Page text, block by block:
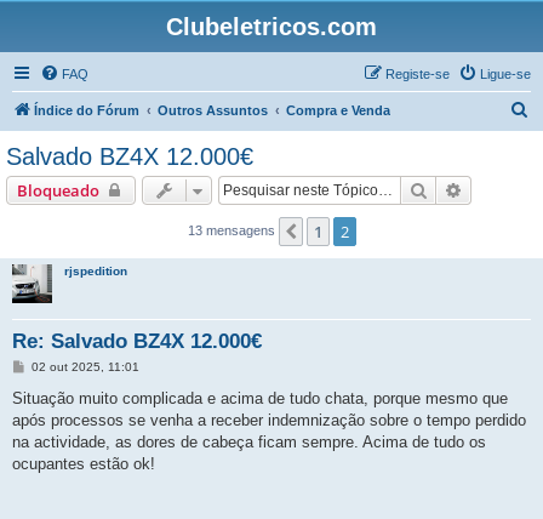
Clubeletricos.com
FAQ Ligue-se
Registe-se
Índice do Fórum Outros Assuntos Compra e Venda
Salvado BZ4X 12.000€
Bloqueado Pesquisar
13 mensagens Anterior
1 2
rjspedition
Re: Salvado BZ4X 12.000€
M
n
a
g
m
02 out 2025, 11:01
Situação muito complicada e acima de tudo chata, porque mesmo que
após processos se venha a receber indemnização sobre o tempo perdido
na actividade, as dores de cabeça ficam sempre. Acima de tudo os
ocupantes estão ok!